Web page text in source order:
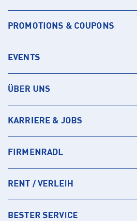
PROMOTIONS & COUPONS
EVENTS
ÜBER UNS
KARRIERE & JOBS
FIRMENRADL
RENT / VERLEIH
BESTER SERVICE